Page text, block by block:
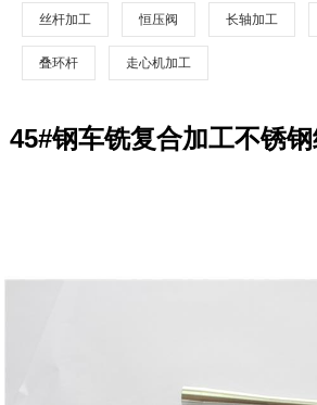
丝杆加工 恒压阀 长轴加工
叠环杆 走心机加工